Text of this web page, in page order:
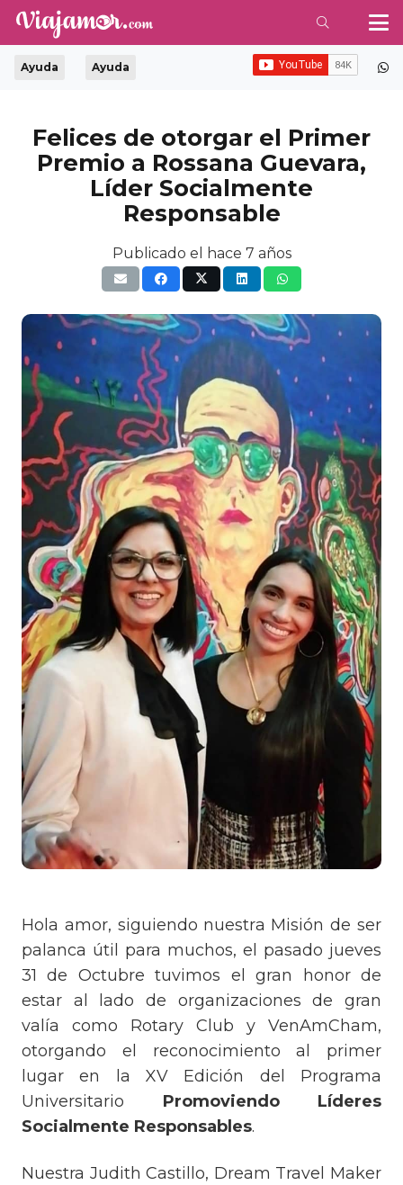
Ayuda Ayuda
Felices de otorgar el Primer
Premio a Rossana Guevara,
Líder Socialmente
Responsable
Publicado el hace 7 años
Hola amor, siguiendo nuestra Misión de ser
palanca útil para muchos, el pasado jueves
31 de Octubre tuvimos el gran honor de
estar al lado de organizaciones de gran
valía como Rotary Club y VenAmCham,
otorgando el reconocimiento al primer
lugar en la XV Edición del Programa
Universitario Promoviendo Líderes
Socialmente Responsables.
Nuestra Judith Castillo, Dream Travel Maker